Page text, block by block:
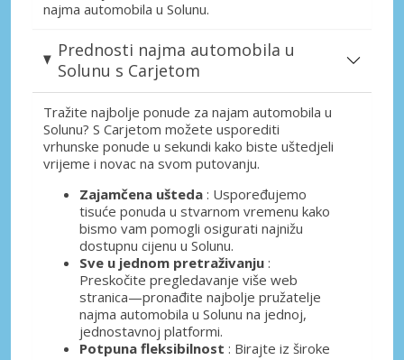
najma automobila u Solunu.
Prednosti najma automobila u
Solunu s Carjetom
Tražite najbolje ponude za najam automobila u
Solunu? S Carjetom možete usporediti
vrhunske ponude u sekundi kako biste uštedjeli
vrijeme i novac na svom putovanju.
Zajamčena ušteda : Uspoređujemo
tisuće ponuda u stvarnom vremenu kako
bismo vam pomogli osigurati najnižu
dostupnu cijenu u Solunu.
Sve u jednom pretraživanju :
Preskočite pregledavanje više web
stranica—pronađite najbolje pružatelje
najma automobila u Solunu na jednoj,
jednostavnoj platformi.
Potpuna fleksibilnost : Birajte iz široke